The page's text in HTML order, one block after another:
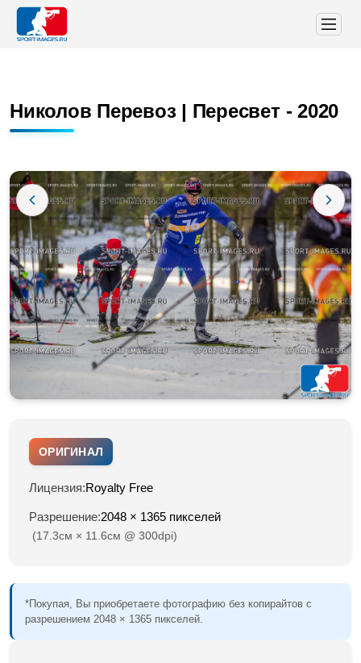
Николов Перевоз | Пересвет - 2020
ОРИГИНАЛ
Лицензия:Royalty Free
Разрешение:2048 × 1365 пикселей
(17.3см × 11.6см @ 300dpi)
*Покупая, Вы приобретаете фотографию без копирайтов с
разрешением 2048 × 1365 пикселей.